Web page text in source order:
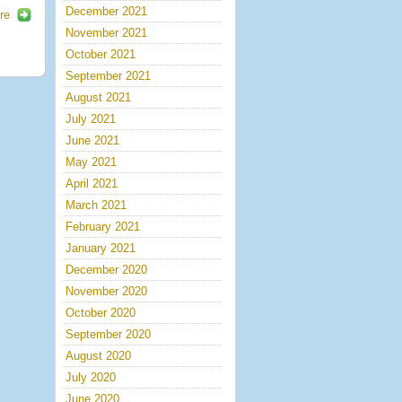
December 2021
November 2021
October 2021
September 2021
August 2021
July 2021
June 2021
May 2021
April 2021
March 2021
February 2021
January 2021
December 2020
November 2020
October 2020
September 2020
August 2020
July 2020
June 2020